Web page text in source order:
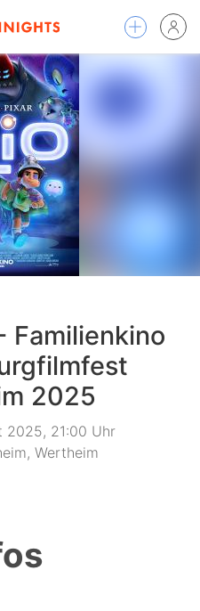
Familienkino
2025
2025, 21:00 Uhr
Wertheim